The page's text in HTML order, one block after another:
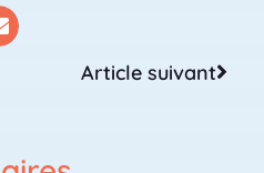
Article suivant